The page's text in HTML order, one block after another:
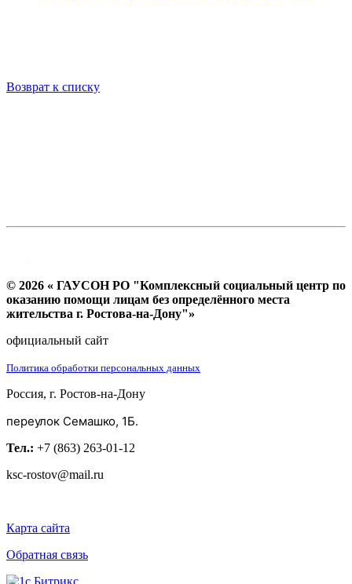
Возврат к списку
© 2026 « ГАУСОН РО "Комплексный социальный центр по
оказанию помощи лицам без определённого места
жительства г. Ростова-на-Дону"»
официальный сайт
Политика обработки персональных данных
Россия, г. Ростов-на-Дону
переулок Семашко, 1Б.
Тел.: +7 (863) 263-01-12
ksc-rostov@mail.ru
Карта сайта
Обратная связь